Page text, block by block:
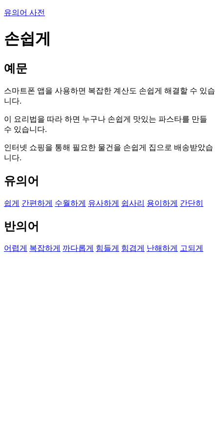
유의어 사전
손쉽게
예문
스마트폰 앱을 사용하면 복잡한 계산도 손쉽게 해결할 수 있습
니다.
이 요리법을 따라 하면 누구나 손쉽게 맛있는 파스타를 만들
수 있습니다.
인터넷 쇼핑을 통해 필요한 물건을 손쉽게 집으로 배송받았습
니다.
유의어
쉽게 간편하게 수월하게 유사하게 쉽사리 용이하게 간단히
반의어
어렵게 복잡하게 까다롭게 힘들게 힘겹게 난해하게 고되게